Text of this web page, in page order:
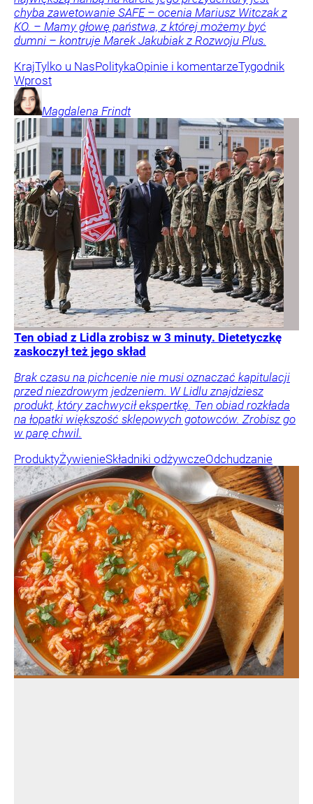
chyba zawetowanie SAFE – ocenia Mariusz Witczak z
KO. – Mamy głowę państwa, z której możemy być
dumni – kontruje Marek Jakubiak z Rozwoju Plus.
KrajTylko u NasPolitykaOpinie i komentarzeTygodnik
Wprost
Magdalena Frindt
Ten obiad z Lidla zrobisz w 3 minuty. Dietetyczkę
zaskoczył też jego skład
Brak czasu na pichcenie nie musi oznaczać kapitulacji
przed niezdrowym jedzeniem. W Lidlu znajdziesz
produkt, który zachwycił ekspertkę. Ten obiad rozkłada
na łopatki większość sklepowych gotowców. Zrobisz go
w parę chwil.
ProduktyŻywienieSkładniki odżywczeOdchudzanie